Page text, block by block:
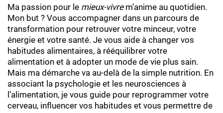
Ma passion pour le mieux-vivrem’anime au quotidien.
Mon but ? Vous accompagner dans un parcours de
transformation pour retrouver votre minceur, votre
énergie et votre santé. Je vous aide à changer vos
habitudes alimentaires, à rééquilibrer votre
alimentation et à adopter un mode de vie plus sain.
Mais ma démarche va au-delà de la simple nutrition. En
associant la psychologie et les neurosciences à
l’alimentation, je vous guide pour reprogrammer votre
cerveau, influencer vos habitudes et vous permettre de